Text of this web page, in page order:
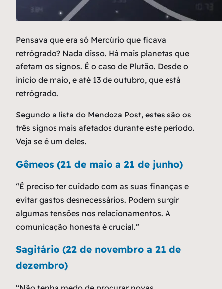
Pensava que era só Mercúrio que ficava
retrógrado? Nada disso. Há mais planetas que
afetam os signos. É o caso de Plutão. Desde o
início de maio, e até 13 de outubro, que está
retrógrado.
Segundo a lista do Mendoza Post, estes são os
três signos mais afetados durante este período.
Veja se é um deles.
Gêmeos (21 de maio a 21 de junho)
“É preciso ter cuidado com as suas finanças e
evitar gastos desnecessários. Podem surgir
algumas tensões nos relacionamentos. A
comunicação honesta é crucial.”
Sagitário (22 de novembro a 21 de
dezembro)